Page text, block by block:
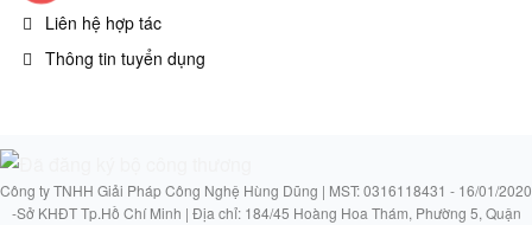
Liên hệ hợp tác
Thông tin tuyển dụng
Công ty TNHH Giải Pháp Công Nghệ Hùng Dũng | MST: 0316118431 - 16/01/2020
-Sở KHĐT Tp.Hồ Chí Minh | Địa chỉ: 184/45 Hoàng Hoa Thám, Phường 5, Quận